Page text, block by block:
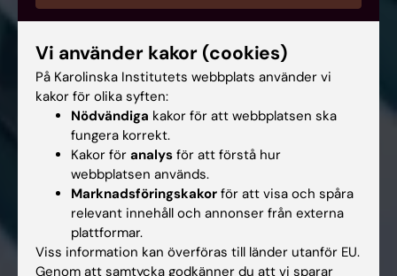
Vi använder kakor (cookies)
På Karolinska Institutets webbplats använder vi
kakor för olika syften:
Nödvändiga kakor för att webbplatsen ska
fungera korrekt.
Kakor för analys för att förstå hur
webbplatsen används.
Marknadsföringskakor för att visa och spåra
relevant innehåll och annonser från externa
plattformar.
Viss information kan överföras till länder utanför EU.
Genom att samtycka godkänner du att vi sparar